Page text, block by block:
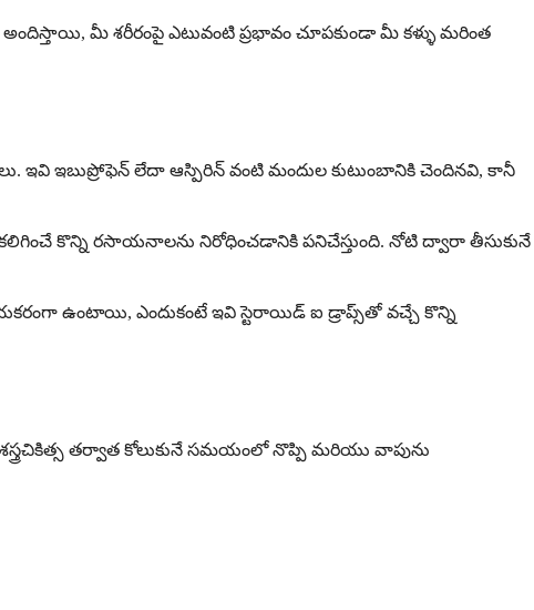
మీ శరీరంపై ఎటువంటి ప్రభావం చూపకుండా మీ కళ్ళు మరింత
ఇవి ఇబుప్రోఫెన్ లేదా ఆస్పిరిన్ వంటి మందుల కుటుంబానికి చెందినవి, కానీ
కొన్ని రసాయనాలను నిరోధించడానికి పనిచేస్తుంది. నోటి ద్వారా తీసుకునే
ఉంటాయి, ఎందుకంటే ఇవి స్టెరాయిడ్ ఐ డ్రాప్స్‌తో వచ్చే కొన్ని
తర్వాత కోలుకునే సమయంలో నొప్పి మరియు వాపును